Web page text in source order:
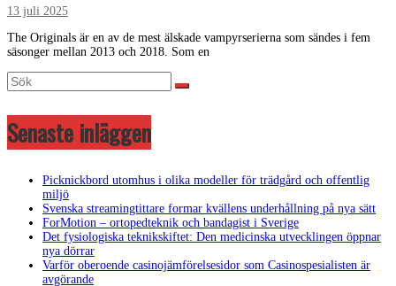
13 juli 2025
The Originals är en av de mest älskade vampyrserierna som sändes i fem
säsonger mellan 2013 och 2018. Som en
Senaste inläggen
Picknickbord utomhus i olika modeller för trädgård och offentlig
miljö
Svenska streamingtittare formar kvällens underhållning på nya sätt
ForMotion – ortopedteknik och bandagist i Sverige
Det fysiologiska teknikskiftet: Den medicinska utvecklingen öppnar
nya dörrar
Varför oberoende casinojämförelsesidor som Casinospesialisten är
avgörande